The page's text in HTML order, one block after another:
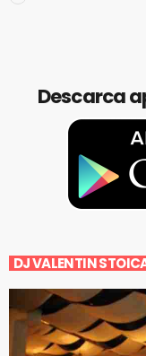
Descarca
DJ VALENTIN